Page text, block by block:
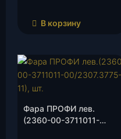
В корзину
Фара ПРОФИ лев.
(2360-00-3711011-